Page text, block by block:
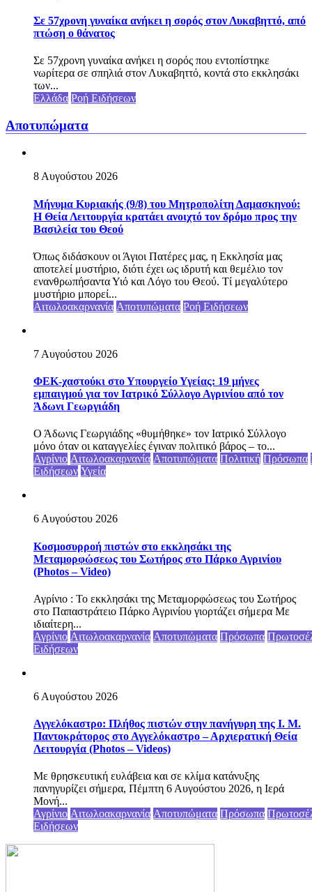
Σε 57χρονη γυναίκα ανήκει η σορός στον Λυκαβηττό, από
πτώση ο θάνατος
Σε 57χρονη γυναίκα ανήκει η σορός που εντοπίστηκε
νωρίτερα σε σπηλιά στον Λυκαβηττό, κοντά στο εκκλησάκι
των...
Ελλάδα Ροή Ειδήσεων
Αποτυπώματα
8 Αυγούστου 2026
Μήνυμα Κυριακής (9/8) του Μητροπολίτη Δαμασκηνού:
Η Θεία Λειτουργία κρατάει ανοιχτό τον δρόμο προς την
Βασιλεία του Θεού
Όπως διδάσκουν οι Άγιοι Πατέρες μας, η Εκκλησία μας
αποτελεί μυστήριο, διότι έχει ως ιδρυτή και θεμέλιο τον
ενανθρωπήσαντα Υιό και Λόγο του Θεού. Τί μεγαλύτερο
μυστήριο μπορεί...
Αιτωλοακαρνανία Αποτυπώματα Ροή Ειδήσεων
7 Αυγούστου 2026
ΦΕΚ-χαστούκι στο Υπουργείο Υγείας: 19 μήνες
εμπαιγμού για τον Ιατρικό Σύλλογο Αγρινίου από τον
Άδωνι Γεωργιάδη
Ο Άδωνις Γεωργιάδης «θυμήθηκε» τον Ιατρικό Σύλλογο
μόνο όταν οι καταγγελίες έγιναν πολιτικό βάρος – το...
Αγρίνιο Αιτωλοακαρνανία Αποτυπώματα Πολιτική Πρόσωπα
Ειδήσεων Υγεία
6 Αυγούστου 2026
Κοσμοσυρροή πιστών στο εκκλησάκι της
Μεταμορφώσεως του Σωτήρος στο Πάρκο Αγρινίου
(Photos – Video)
Αγρίνιο : Το εκκλησάκι της Μεταμορφώσεως του Σωτήρος
στο Παπαστράτειο Πάρκο Αγρινίου γιορτάζει σήμερα Με
ιδιαίτερη...
Αγρίνιο Αιτωλοακαρνανία Αποτυπώματα Πρόσωπα
Ειδήσεων
6 Αυγούστου 2026
Αγγελόκαστρο: Πλήθος πιστών στην πανήγυρη της Ι. Μ.
Παντοκράτορος στο Αγγελόκαστρο – Αρχιερατική Θεία
Λειτουργία (Photos – Videos)
Με θρησκευτική ευλάβεια και σε κλίμα κατάνυξης
πανηγυρίζει σήμερα, Πέμπτη 6 Αυγούστου 2026, η Ιερά
Μονή...
Αγρίνιο Αιτωλοακαρνανία Αποτυπώματα Πρόσωπα
Ειδήσεων